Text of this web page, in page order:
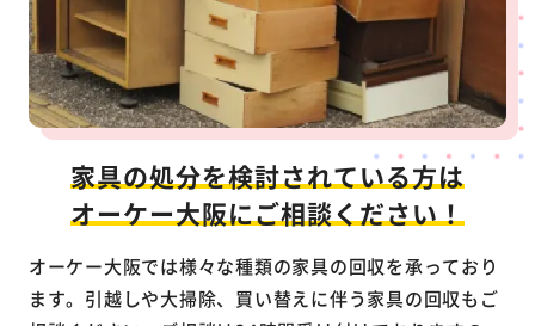
家具の処分を検討されている方は
オーケー大阪にご相談ください！
オーケー大阪では様々な種類の家具の回収を承っており
ます。引越しや大掃除、買い替えに伴う家具の回収もご